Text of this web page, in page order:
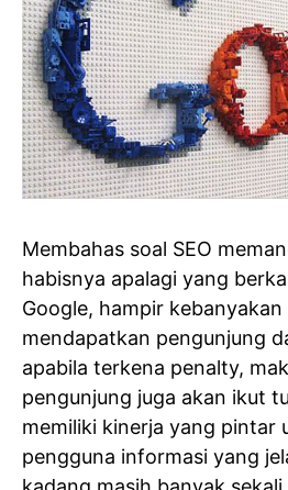
Membahas soal SEO
habisnya apalagi yang
Google, hampir
mendapatkan pengunjung
apabila terkena penalty,
pengunjung juga akan ikut
memiliki kinerja yang pintar
pengguna informasi yang